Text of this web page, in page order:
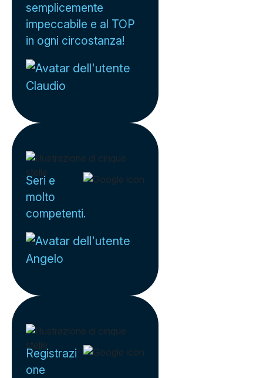
semplicemente
impeccabile e al TOP
in ogni circostanza!
Claudio
Seri e
molto
competenti.
Angelo
Registrazi
one